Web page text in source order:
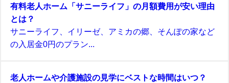
有料老人ホーム「サニーライフ」の月額費用が安い理由
とは？
サニーライフ、イリーゼ、アミカの郷、そんぽの家など
の入居金0円のプラン...
老人ホームや介護施設の見学にベストな時間はいつ？